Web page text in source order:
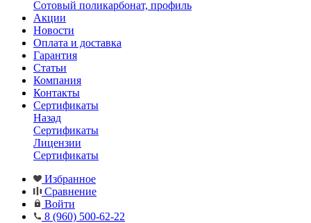
Сотовый поликарбонат, профиль
Акции
Новости
Оплата и доставка
Гарантия
Статьи
Компания
Контакты
Сертификаты
Назад
Сертификаты
Лицензии
Сертификаты
Избранное
Сравнение
Войти
8 (960) 500-62-22